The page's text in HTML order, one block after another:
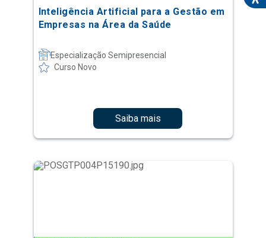
Inteligência Artificial para a Gestão em
Empresas na Área da Saúde
Especialização Semipresencial
Curso Novo
Saiba mais